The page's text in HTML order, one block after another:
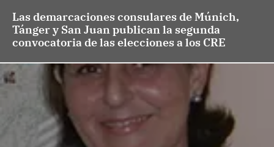
Las demarcaciones consulares de Múnich,
Tánger y San Juan publican la segunda
convocatoria de las elecciones a los CRE